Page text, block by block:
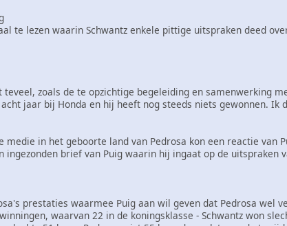
te lezen waarin Schwantz enkele pittige uitspraken deed
zoals de te opzichtige begeleiding en samenwerking
jaar bij Honda en hij heeft nog steeds niets gewonnen. Ik
medie in het geboorte land van Pedrosa kon een reactie van
ingezonden brief van Puig waarin hij ingaat op de uitspraken
prestaties waarmee Puig aan wil geven dat Pedrosa wel
waarvan 22 in de koningsklasse - Schwantz won